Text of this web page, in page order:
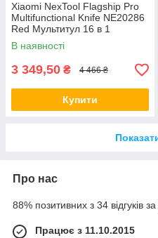
Xiaomi NexTool Flagship Pro
Multifunctional Knife NE20286
Red Мультитул 16 в 1
В наявності
3 349,50 ₴ 4 466 ₴
Купити
Про нас
88% позитивних з 34 відгуків за
Працює з 11.10.2015